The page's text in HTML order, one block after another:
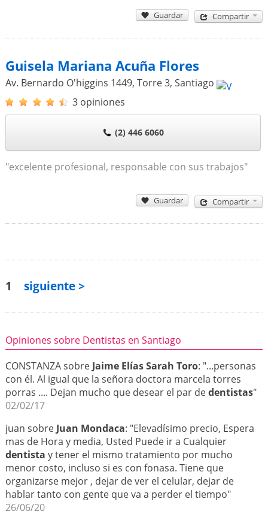
Guardar Compartir
Guisela Mariana Acuña Flores
Av. Bernardo O'higgins 1449, Torre 3, Santiago
3 opiniones
(2) 446 6060
"excelente profesional, responsable con sus trabajos"
Guardar Compartir
1 siguiente >
Opiniones sobre Dentistas en Santiago
CONSTANZA sobreJaime Elías Sarah Toro: "...personas
con él. Al igual que la señora doctora marcela torres
porras .... Dejan mucho que desear el par dedentistas"
02/02/17
juan sobreJuan Mondaca: "Elevadísimo precio, Espera
mas de Hora y media, Usted Puede ir a Cualquier
dentista y tener el mismo tratamiento por mucho
menor costo, incluso si es con fonasa. Tiene que
organizarse mejor , dejar de ver el celular, dejar de
hablar tanto con gente que va a perder el tiempo"
26/06/20